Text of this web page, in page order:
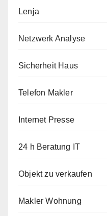
Lenja
Netzwerk Analyse
Sicherheit Haus
Telefon Makler
Internet Presse
24 h Beratung IT
Objekt zu verkaufen
Makler Wohnung